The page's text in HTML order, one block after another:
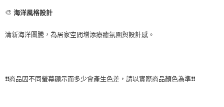
🎨 海洋風格設計
清新海洋圖騰，為居家空間增添療癒氛圍與設計感。
❗❗商品因不同螢幕顯示而多少會產生色差，請以實際商品顏色為準❗❗